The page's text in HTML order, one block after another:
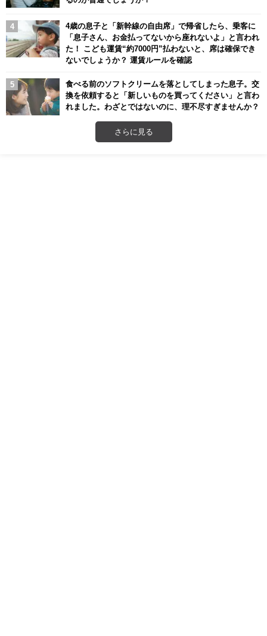
4歳の息子と「新幹線の自由席」で帰省したら、乗客に
「息子さん、お金払ってないから座れないよ」と言われ
た！ こども運賃“約7000円”払わないと、席は確保でき
ないでしょうか？ 運賃ルールを確認
食べる前のソフトクリームを落としてしまった息子。交
換を依頼すると「新しいものを買ってください」と言わ
れました。わざとではないのに、理不尽すぎませんか？
さらに見る